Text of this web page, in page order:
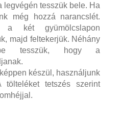
legvégén tesszük bele. Ha
még hozzá narancslét.
két gyümölcslapon
majd feltekerjük. Néhány
tesszük, hogy a
készül, használjunk
tetszés szerint